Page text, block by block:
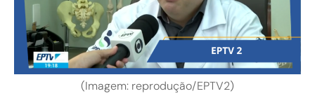
(Imagem: reprodução/EPTV2)